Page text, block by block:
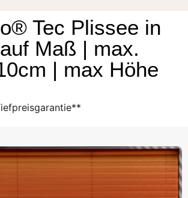
Tec Plissee in
Maß | max.
| max Höhe